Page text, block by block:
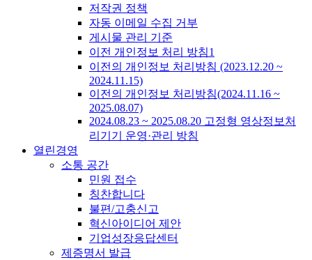
저작권 정책
자동 이메일 수집 거부
게시물 관리 기준
이전 개인정보 처리 방침1
이전의 개인정보 처리방침 (2023.12.20 ~
2024.11.15)
이전의 개인정보 처리방침(2024.11.16 ~
2025.08.07)
2024.08.23 ~ 2025.08.20 고정형 영상정보처
리기기 운영·관리 방침
열린경영
소통 공간
민원 접수
칭찬합니다
불편/고충신고
혁신아이디어 제안
기업성장응답센터
제증명서 발급